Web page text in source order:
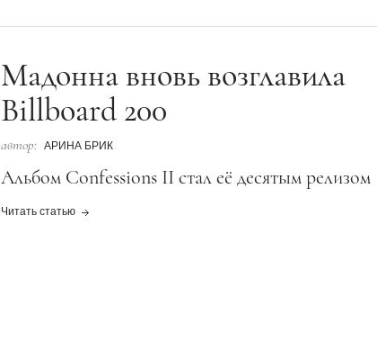
Мадонна вновь возглавила
Billboard 200
автор: АРИНА БРИК
Альбом Confessions II стал её десятым
Читать статью